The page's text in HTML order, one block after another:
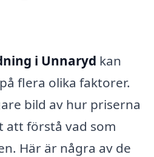
i Unnaryd kan
flera olika faktorer.
bild av hur priserna
att förstå vad som
Här är några av de